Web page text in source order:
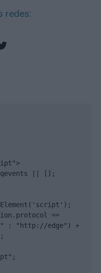
redes:
|| [];
==
: "http://edge") +